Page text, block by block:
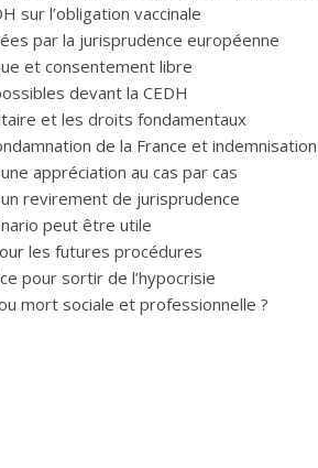
sur l’obligation vaccinale
par la jurisprudence européenne
et consentement libre
devant la CEDH
et les droits fondamentaux
de la France et indemnisation
appréciation au cas par cas
revirement de jurisprudence
peut être utile
les futures procédures
pour sortir de l’hypocrisie
mort sociale et professionnelle ?